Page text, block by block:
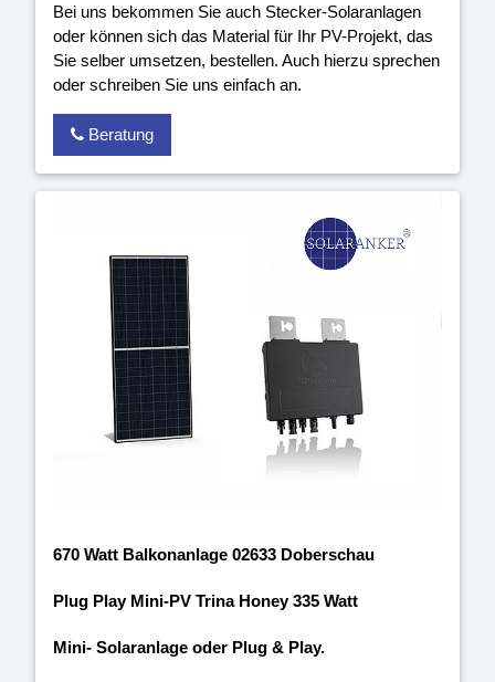
Bei uns bekommen Sie auch Stecker-Solaranlagen
oder können sich das Material für Ihr PV-Projekt, das
Sie selber umsetzen, bestellen. Auch hierzu sprechen
oder schreiben Sie uns einfach an.
Beratung
670 Watt Balkonanlage 02633 Doberschau
Plug Play Mini-PV Trina Honey 335 Watt
Mini- Solaranlage oder Plug & Play.